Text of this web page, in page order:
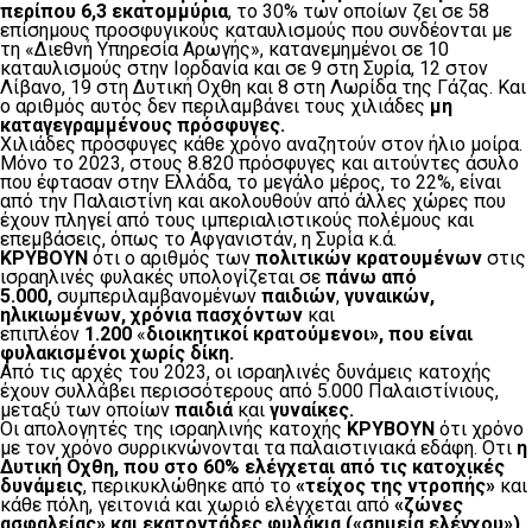
περίπου 6,3 εκατομμύρια, το 30% των οποίων ζει σε 58
επίσημους προσφυγικούς καταυλισμούς που συνδέονται με
τη «Διεθνή Υπηρεσία Αρωγής», κατανεμημένοι σε 10
καταυλισμούς στην Ιορδανία και σε 9 στη Συρία, 12 στον
Λίβανο, 19 στη Δυτική Οχθη και 8 στη Λωρίδα της Γάζας. Και
ο αριθμός αυτός δεν περιλαμβάνει τους χιλιάδες μη
καταγεγραμμένους πρόσφυγες.
Χιλιάδες πρόσφυγες κάθε χρόνο αναζητούν στον ήλιο μοίρα.
Μόνο το 2023, στους 8.820 πρόσφυγες και αιτούντες άσυλο
που έφτασαν στην Ελλάδα, το μεγάλο μέρος, το 22%, είναι
από την Παλαιστίνη και ακολουθούν από άλλες χώρες που
έχουν πληγεί από τους ιμπεριαλιστικούς πολέμους και
επεμβάσεις, όπως το Αφγανιστάν, η Συρία κ.ά.
ΚΡΥΒΟΥΝ ότι ο αριθμός των πολιτικών κρατουμένων στις
ισραηλινές φυλακές υπολογίζεται σε πάνω από
5.000, συμπεριλαμβανομένων παιδιών, γυναικών,
ηλικιωμένων, χρόνια πασχόντων και
επιπλέον 1.200 «διοικητικοί κρατούμενοι», που είναι
φυλακισμένοι χωρίς δίκη.
Από τις αρχές του 2023, οι ισραηλινές δυνάμεις κατοχής
έχουν συλλάβει περισσότερους από 5.000 Παλαιστίνιους,
μεταξύ των οποίων παιδιά και γυναίκες.
Οι απολογητές της ισραηλινής κατοχής ΚΡΥΒΟΥΝ ότι χρόνο
με τον χρόνο συρρικνώνονται τα παλαιστινιακά εδάφη. Οτι η
Δυτική Οχθη, που στο 60% ελέγχεται από τις κατοχικές
δυνάμεις, περικυκλώθηκε από το «τείχος της ντροπής» και
κάθε πόλη, γειτονιά και χωριό ελέγχεται από «ζώνες